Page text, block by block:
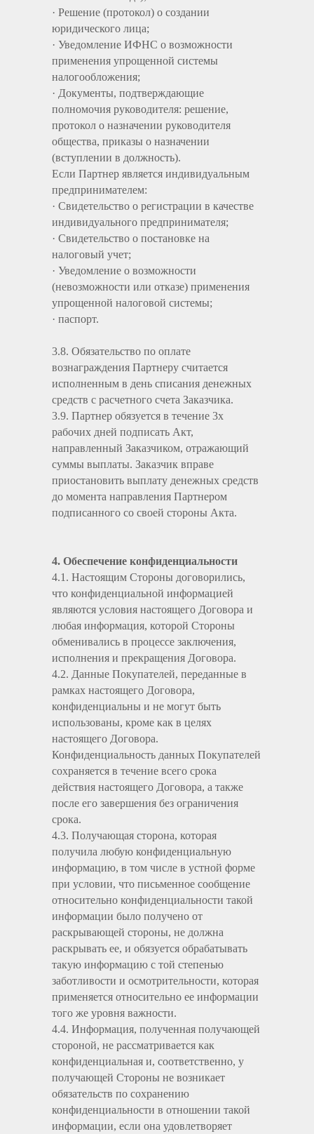
· Решение (протокол) о создании
юридического лица;
· Уведомление ИФНС о возможности
применения упрощенной системы
налогообложения;
· Документы, подтверждающие
полномочия руководителя: решение,
протокол о назначении руководителя
общества, приказы о назначении
(вступлении в должность).
Если Партнер является индивидуальным
предпринимателем:
· Свидетельство о регистрации в качестве
индивидуального предпринимателя;
· Свидетельство о постановке на
налоговый учет;
· Уведомление о возможности
(невозможности или отказе) применения
упрощенной налоговой системы;
· паспорт.
3.8. Обязательство по оплате
вознаграждения Партнеру считается
исполненным в день списания денежных
средств с расчетного счета Заказчика.
3.9. Партнер обязуется в течение 3х
рабочих дней подписать Акт,
направленный Заказчиком, отражающий
суммы выплаты. Заказчик вправе
приостановить выплату денежных средств
до момента направления Партнером
подписанного со своей стороны Акта.
4. Обеспечение конфиденциальности
4.1. Настоящим Стороны договорились,
что конфиденциальной информацией
являются условия настоящего Договора и
любая информация, которой Стороны
обменивались в процессе заключения,
исполнения и прекращения Договора.
4.2. Данные Покупателей, переданные в
рамках настоящего Договора,
конфиденциальны и не могут быть
использованы, кроме как в целях
настоящего Договора.
Конфиденциальность данных Покупателей
сохраняется в течение всего срока
действия настоящего Договора, а также
после его завершения без ограничения
срока.
4.3. Получающая сторона, которая
получила любую конфиденциальную
информацию, в том числе в устной форме
при условии, что письменное сообщение
относительно конфиденциальности такой
информации было получено от
раскрывающей стороны, не должна
раскрывать ее, и обязуется обрабатывать
такую информацию с той степенью
заботливости и осмотрительности, которая
применяется относительно ее информации
того же уровня важности.
4.4. Информация, полученная получающей
стороной, не рассматривается как
конфиденциальная и, соответственно, у
получающей Стороны не возникает
обязательств по сохранению
конфиденциальности в отношении такой
информации, если она удовлетворяет